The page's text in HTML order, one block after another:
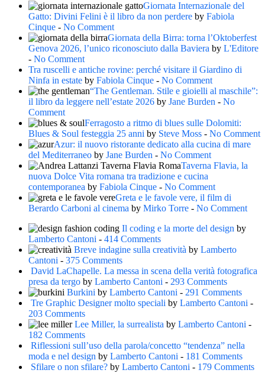
Giornata Internazionale del
Gatto: Divini Felini è il libro da non perdere by Fabiola
Cinque - No Comment
Giornata della Birra: torna l’Oktoberfest
Genova 2026, l’unico riconosciuto dalla Baviera by L'Editore
- No Comment
Tra ruscelli e antiche rovine: perché visitare il Giardino di
Ninfa in estate by Fabiola Cinque - No Comment
“The Gentleman. Stile e gioielli al maschile”:
il libro da leggere nell’estate 2026 by Jane Burden - No
Comment
Ferragosto a ritmo di blues sulle Dolomiti:
Blues & Soul festeggia 25 anni by Steve Moss - No Comment
Azur: il nuovo ristorante dedicato alla cucina di mare
del Mediterraneo by Jane Burden - No Comment
Taverna Flavia, la
nuova Dolce Vita romana tra tradizione e cucina
contemporanea by Fabiola Cinque - No Comment
Greta e le favole vere, il film di
Berardo Carboni al cinema by Mirko Torre - No Comment
Il coding e la morte del design by
Lamberto Cantoni - 414 Comments
Breve indagine sulla creatività by Lamberto
Cantoni - 375 Comments
David LaChapelle. La messa in scena della verità fotografica
presa da tergo by Lamberto Cantoni - 293 Comments
Burkini by Lamberto Cantoni - 291 Comments
Tre Graphic Designer molto speciali by Lamberto Cantoni -
203 Comments
Lee Miller, la surrealista by Lamberto Cantoni -
182 Comments
Riflessioni sull’uso della parola/concetto “tendenza” nella
moda e nel design by Lamberto Cantoni - 181 Comments
Sfilare o non sfilare? by Lamberto Cantoni - 179 Comments